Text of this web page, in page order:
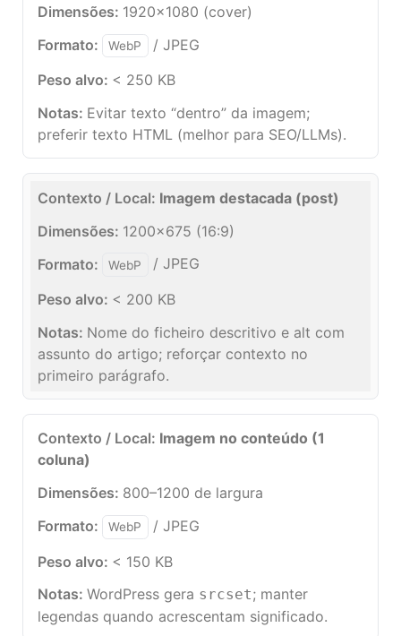
1920×1080 (cover)
WebP
/ JPEG
< 250 KB
Evitar texto “dentro” da imagem;
preferir texto HTML (melhor para SEO/LLMs).
Imagem destacada (post)
1200×675 (16:9)
WebP
/ JPEG
< 200 KB
Nome do ficheiro descritivo e alt com
assunto do artigo; reforçar contexto no
primeiro parágrafo.
Imagem no conteúdo (1
coluna)
800–1200 de largura
WebP
/ JPEG
< 150 KB
WordPress gera srcset; manter
legendas quando acrescentam significado.